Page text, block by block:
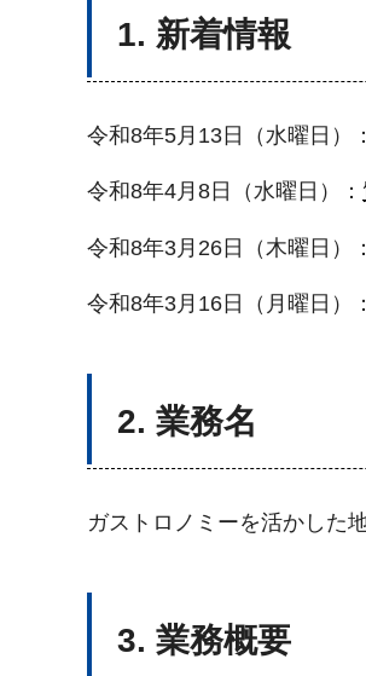
1. 新着情報
令和8年5月13日（水曜日）：
令和8年4月8日（水曜日）：
令和8年3月26日（木曜日）
令和8年3月16日（月曜日）
2. 業務名
ガストロノミーを活かした
3. 業務概要